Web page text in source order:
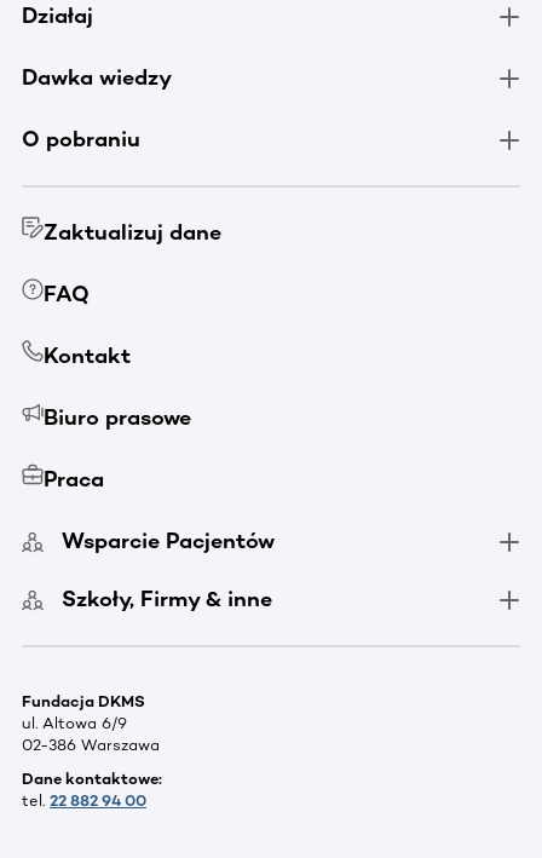
Działaj
Dawka wiedzy
O pobraniu
Zaktualizuj dane
FAQ
Kontakt
Biuro prasowe
Praca
Wsparcie Pacjentów
Szkoły, Firmy & inne
Fundacja DKMS
ul. Altowa 6/9
02-386 Warszawa
Dane kontaktowe:
tel. 22 882 94 00